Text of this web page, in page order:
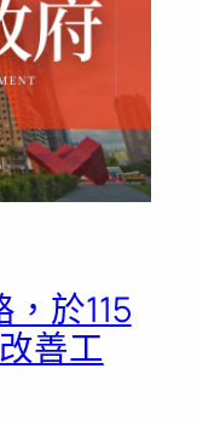
於115
善工